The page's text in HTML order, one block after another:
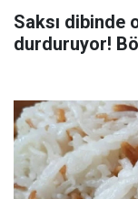
Saksı dibinde
durduruyor!